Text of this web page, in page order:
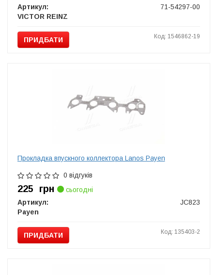
Артикул:
71-54297-00
VICTOR REINZ
ПРИДБАТИ Код: 1546862-19
Прокладка впускного коллектора Lanos Payen
0 відгуків
225 грн
сьогодні
Артикул:
JC823
Payen
ПРИДБАТИ Код: 135403-2